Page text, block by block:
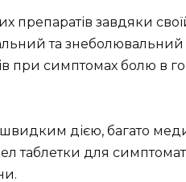
препаратів завдяки
та
симптомах болю в
дією, багато
таблетки для